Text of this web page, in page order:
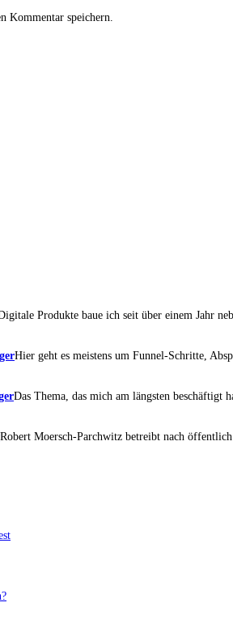
Kommentar speichern.
Produkte baue ich seit über einem Jahr
Hier geht es meistens um Funnel-Schritte,
Das Thema, das mich am längsten
Robert Moersch-Parchwitz betreibt nach